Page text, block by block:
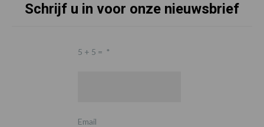
Schrijf u in voor onze nieuwsbrief
5 + 5 = *
Email